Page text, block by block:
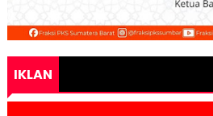
IKLAN